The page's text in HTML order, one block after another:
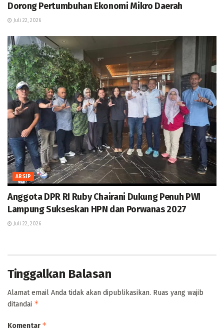
Dorong Pertumbuhan Ekonomi Mikro Daerah
Juli 22, 2026
ARSIP
Anggota DPR RI Ruby Chairani Dukung Penuh PWI
Lampung Sukseskan HPN dan Porwanas 2027
Juli 22, 2026
Tinggalkan Balasan
Alamat email Anda tidak akan dipublikasikan. Ruas yang wajib
ditandai *
Komentar *